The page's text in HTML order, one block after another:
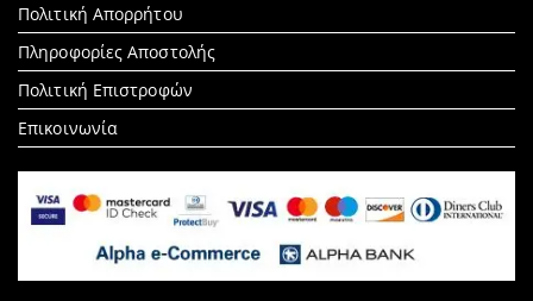
Πολιτική Απορρήτου
Πληροφορίες Αποστολής
Πολιτική Επιστροφών
Επικοινωνία